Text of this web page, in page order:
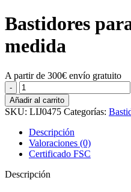
Bastidores
medida
A partir de 300€ envío gratuito
Bastidores
solo
madera
Rf-
36x36
(46x27
cm)
cantidad
Añadir al carrito
SKU: LIJ0475 Categorías:
Descripción
Valoraciones (0)
Certificado FSC
Descripción